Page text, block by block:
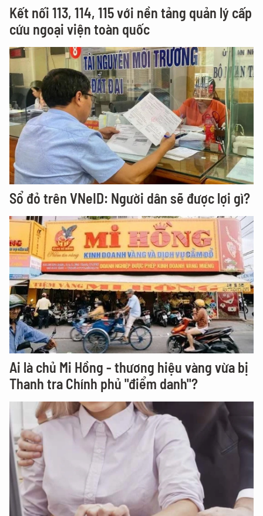
Kết nối 113, 114, 115 với nền tảng quản lý cấp
cứu ngoại viện toàn quốc
Sổ đỏ trên VNeID: Người dân sẽ được lợi gì?
Ai là chủ Mi Hồng - thương hiệu vàng vừa bị
Thanh tra Chính phủ "điểm danh"?